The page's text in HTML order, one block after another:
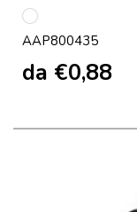
multicolore
AAP800435
da €0,88